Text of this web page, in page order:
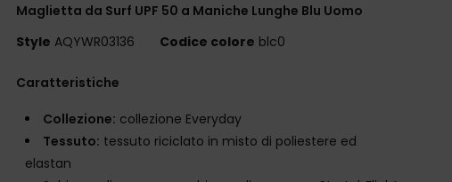
Maglietta da Surf UPF 50 a Maniche Lunghe Blu Uomo
Style AQYWR03136 Codice colore blc0
Caratteristiche
Collezione: collezione Everyday
Tessuto: tessuto riciclato in misto di poliestere ed
elastan